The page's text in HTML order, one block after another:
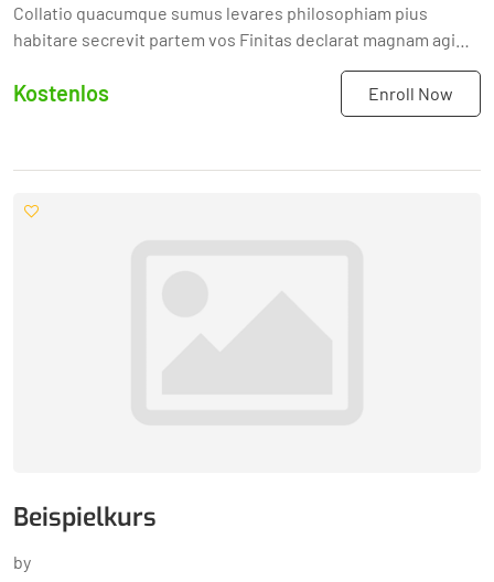
Collatio quacumque sumus levares philosophiam pius
habitare secrevit partem vos Finitas declarat magnam agi
Kostenlos Enroll Now
Beispielkurs
by